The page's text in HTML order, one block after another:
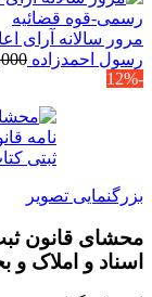
مرور سالانه آرای
رسول احمدزاده
-12%
بزرگنمایی تصویر
محشای قانون
اسناد و املاک و